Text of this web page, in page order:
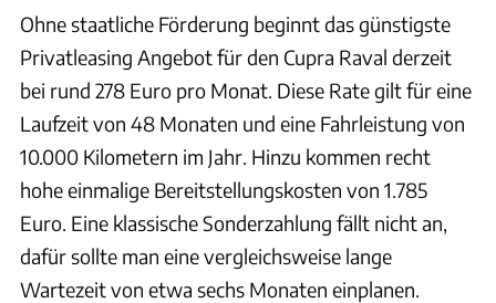
Ohne staatliche Förderung beginnt das günstigste
Privatleasing Angebot für den Cupra Raval derzeit
bei rund 278 Euro pro Monat. Diese Rate gilt für eine
Laufzeit von 48 Monaten und eine Fahrleistung von
10.000 Kilometern im Jahr. Hinzu kommen recht
hohe einmalige Bereitstellungskosten von 1.785
Euro. Eine klassische Sonderzahlung fällt nicht an,
dafür sollte man eine vergleichsweise lange
Wartezeit von etwa sechs Monaten einplanen.